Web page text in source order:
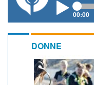
00:00
DONNE